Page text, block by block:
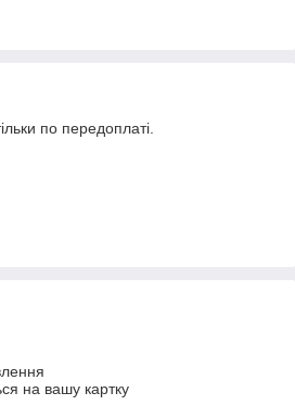
по передоплаті.
на вашу картку